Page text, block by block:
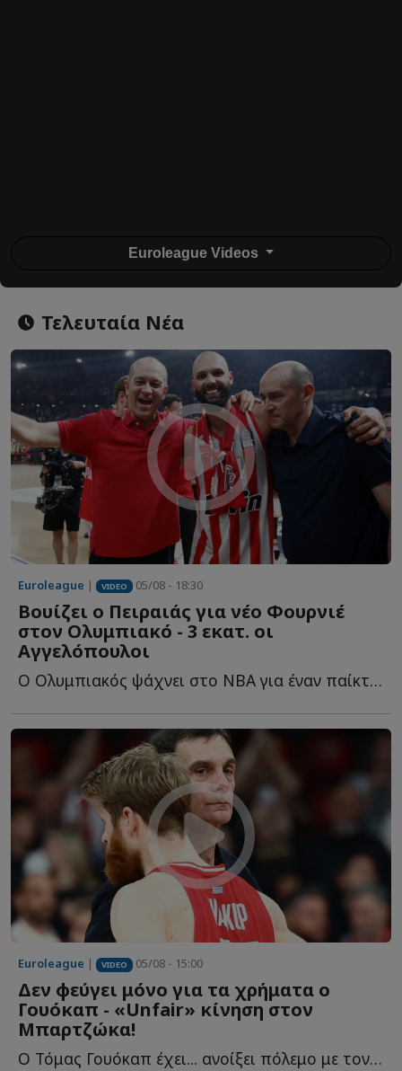
Euroleague Videos
Τελευταία Νέα
Euroleague | VIDEO 05/08 - 18:30
Βουίζει ο Πειραιάς για νέο Φουρνιέ
στον Ολυμπιακό - 3 εκατ. οι
Αγγελόπουλοι
Ο Ολυμπιακός ψάχνει στο NBA για έναν παίκτη που θα... κουμπώσει σ...
Euroleague | VIDEO 05/08 - 15:00
Δεν φεύγει μόνο για τα χρήματα ο
Γουόκαπ - «Unfair» κίνηση στον
Μπαρτζώκα!
Ο Τόμας Γουόκαπ έχει... ανοίξει πόλεμο με τον Ολυμπιακό κ...